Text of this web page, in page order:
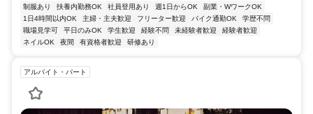
制服あり 扶養内勤務OK 社員登用あり 週1日からOK
副業・WワークOK
1日4時間以内OK
主婦・主夫歓迎 フリーター歓迎 バイク通勤OK
学歴不問
職場見学可
平日のみOK 学生歓迎 経験不問 未経験者歓迎
経験者歓迎
ネイルOK
夜間 有資格者歓迎 研修あり
アルバイト・パート